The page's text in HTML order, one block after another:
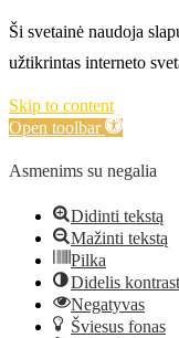
Ši svetainė naudoja
užtikrintas interneto
Skip to content
Open toolbar
Asmenims su negalia
Didinti tekstą
Mažinti tekstą
Pilka
Didelis
Negatyvas
Šviesus fonas